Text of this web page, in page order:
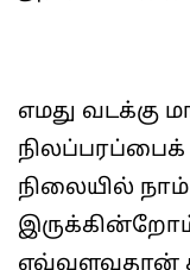
எமது வடக்கு
நிலையில் நாம்